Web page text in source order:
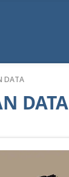
DATA
DATA